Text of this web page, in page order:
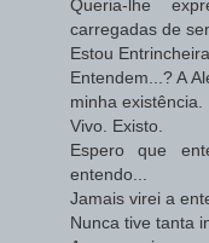
Queria-lhe
carregadas de
Estou
Entendem...? A
minha existência.
Vivo. Existo.
Espero que
entendo...
Jamais virei a
Nunca tive tanta